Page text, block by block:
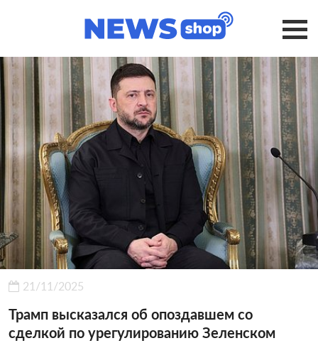
21/11/2025
Трамп высказался об опоздавшем со
сделкой по урегулированию Зеленском